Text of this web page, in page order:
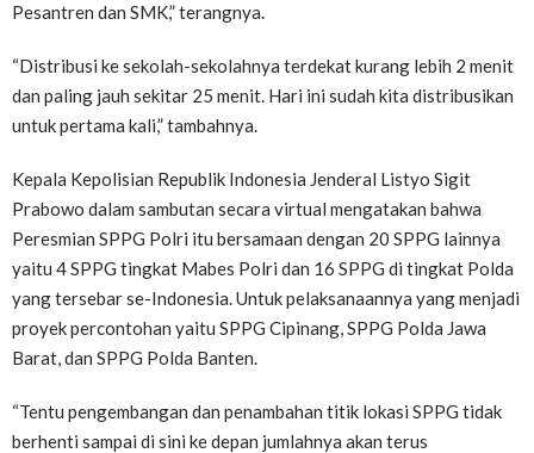
Pesantren dan SMK,” terangnya.
“Distribusi ke sekolah-sekolahnya terdekat kurang lebih 2 menit
dan paling jauh sekitar 25 menit. Hari ini sudah kita distribusikan
untuk pertama kali,” tambahnya.
Kepala Kepolisian Republik Indonesia Jenderal Listyo Sigit
Prabowo dalam sambutan secara virtual mengatakan bahwa
Peresmian SPPG Polri itu bersamaan dengan 20 SPPG lainnya
yaitu 4 SPPG tingkat Mabes Polri dan 16 SPPG di tingkat Polda
yang tersebar se-Indonesia. Untuk pelaksanaannya yang menjadi
proyek percontohan yaitu SPPG Cipinang, SPPG Polda Jawa
Barat, dan SPPG Polda Banten.
“Tentu pengembangan dan penambahan titik lokasi SPPG tidak
berhenti sampai di sini ke depan jumlahnya akan terus